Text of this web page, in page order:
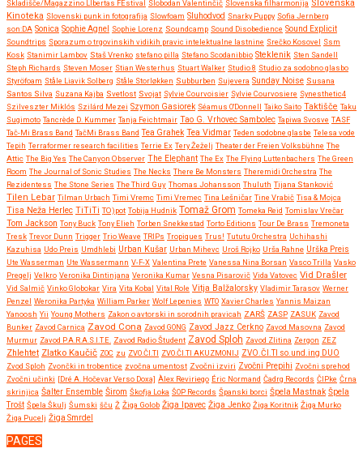
Skladišče/Magazzino LIbertas FEstival Slobodan Valentinčič Slovenska filharmonija Slovenska
Kinoteka Slovenski punk in fotografija Slowfoam Sluhodvod Snarky Puppy Sofia Jernberg
son:DA Sonica Sophie Agnel Sophie Lorenz Soundcamp Sound Disobedience Sound Explicit
Soundtrips Sporazum o trgovinskih vidikih pravic intelektualne lastnine Srečko Kosovel Ssm
Kosk Stanimir Lambov Staš Vrenko stefano pilla Stefano Scodanibbio Steklenik Sten Sandell
Steph Richards Steven Moser Stian Westerhus Stuart Walker Studio 8 Studio za sodobno glasbo
Styröfoam Ståle Liavik Solberg Ståle Storløkken Subburben Sujevera Sunday Noise Susana
Santos Silva Suzana Kajba Svetlost Svojat Sylvie Courvoisier Sylvie Courvosiere Synesthetic4
Szilveszter Miklós Szilárd Mezei Szymon Gasiorek Séamus O'Donnell Taiko Saito Taktišče Taku
Sugimoto Tancrède D. Kummer Tanja Feichtmair Tao G. Vrhovec Sambolec Tapiwa Svosve TASF
Tač-Mi Brass Band TačMi Brass Band Tea Grahek Tea Vidmar Teden sodobne glasbe Telesa vode
Tepih Terraformer research facilities Terrie Ex Tery Žeželj Theater der Freien Volksbühne The
Attic The Big Yes The Canyon Observer The Elephant The Ex The Flying Luttenbachers The Green
Room The Journal of Sonic Studies The Necks There Be Monsters Theremidi Orchestra The
Rezidentess The Stone Series The Third Guy Thomas Johansson Thuluth Tijana Stanković
Tilen Lebar Tilman Urbach Timi Vremc Timi Vremec Tina Lešničar Tine Vrabič Tisa & Mojca
Tisa Neža Herlec TiTiTi TO)pot Tobija Hudnik Tomaž Grom Tomeka Reid Tomislav Vrečar
Tom Jackson Tony Buck Tony Elieh Torben Snekkestad Torto Editions Tour De Brass Tremoneta
Tresk Trevor Dunn Trigger Trio Weave TRIPs Tropiques Trus! Tututu Orchestra Uchihashi
Kazuhisa Udo Preis Umdhlebi Urban Kušar Urban Mihevc Uroš Rojko Urša Rahne Urška Preis
Ute Wasserman Ute Wassermann V-F-X Valentina Prete Vanessa Nina Borsan Vasco Trilla Vasko
Pregelj Velkro Veronika Dintinjana Veronika Kumar Vesna Pisarovič Vida Vatovec Vid Drašler
Vid Salmič Vinko Globokar Vira Vita Kobal Vital Role Vitja Balžalorsky Vladimir Tarasov Werner
Penzel Weronika Partyka William Parker Wolf Lepenies WTO Xavier Charles Yannis Maizan
Yanoosh Yii Young Mothers Zakon o avtorski in sorodnih pravicah ZARŠ ZASP ZASUK Zavod
Bunker Zavod Carnica Zavod Cona Zavod GONG Zavod Jazz Cerkno Zavod Masovna Zavod
Murmur Zavod P.A.R.A.S.I.T.E. Zavod Radio Študent Zavod Sploh Zavod Zlitina Zergon ZEZ
Zhlehtet Zlatko Kaučič ZOC zu ZVO.ČI.TI ZVO.ČI.TI AKUZMONIJ ZVO.ČI.TI so.und.ing DUO
Zvod Sploh Zvončki in trobentice zvočna umentost Zvočni izviri Zvočni Prepihi Zvočni sprehod
Zvočni učinki [Dré A. Hočevar Verso Doxa] Àlex Reviriego Éric Normand Čadrg Records ČIPke Črna
skrinjica Šalter Ensemble Širom Škofja Loka ŠOP Records Španski borci Špela Mastnak Špela
Trošt Špela Škulj Šumski šču Ž Žiga Golob Žiga Ipavec Žiga Jenko Žiga Koritnik Žiga Murko
Žiga Pucelj Žiga Smrdel
PAGES